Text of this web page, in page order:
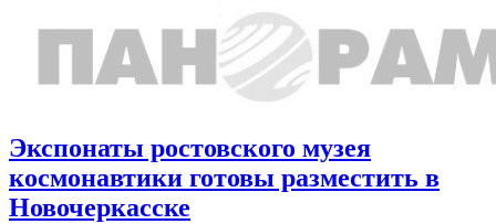
Экспонаты ростовского музея
космонавтики готовы разместить в
Новочеркасске